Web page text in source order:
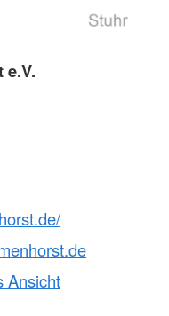
Ansicht